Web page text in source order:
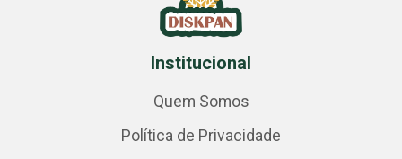
Institucional
Quem Somos
Política de Privacidade